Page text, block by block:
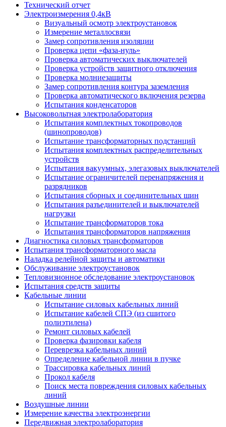
Технический отчет
Электроизмерения 0,4кВ
Визуальный осмотр электроустановок
Измерение металлосвязи
Замер сопротивления изоляции
Проверка цепи «фаза-нуль»
Проверка автоматических выключателей
Проверка устройств защитного отключения
Проверка молниезащиты
Замер сопротивления контура заземления
Проверка автоматического включения резерва
Испытания конденсаторов
Высоковольтная электролаборатория
Испытания комплектных токопроводов
(шинопроводов)
Испытание трансформаторных подстанций
Испытания комплектных распределительных
устройств
Испытания вакуумных, элегазовых выключателей
Испытание ограничителей перенапряжения и
разрядников
Испытания сборных и соединительных шин
Испытания разъединителей и выключателей
нагрузки
Испытание трансформаторов тока
Испытания трансформаторов напряжения
Диагностика силовых трансформаторов
Испытания трансформаторного масла
Наладка релейной защиты и автоматики
Обслуживание электроустановок
Тепловизионное обследование электроустановок
Испытания средств защиты
Кабельные линии
Испытание силовых кабельных линий
Испытание кабелей СПЭ (из сшитого
полиэтилена)
Ремонт силовых кабелей
Проверка фазировки кабеля
Переврезка кабельных линий
Определение кабельной линии в пучке
Трассировка кабельных линий
Прокол кабеля
Поиск места повреждения силовых кабельных
линий
Воздушные линии
Измерение качества электроэнергии
Передвижная электролаборатория